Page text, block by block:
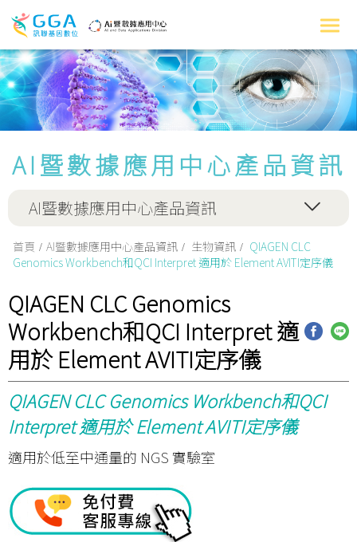
AI暨數據應用中心產品資訊
AI暨數據應用中心產品資訊
首頁 AI暨數據應用中心產品資訊 生物資訊
QIAGEN CLC
Genomics Workbench和QCI Interpret 適用於 Element AVITI定序儀
QIAGEN CLC Genomics
Workbench和QCI Interpret 適
用於 Element AVITI定序儀
QIAGEN CLC Genomics Workbench和QCI
Interpret 適用於 Element AVITI定序儀
適用於低至中通量的 NGS 實驗室